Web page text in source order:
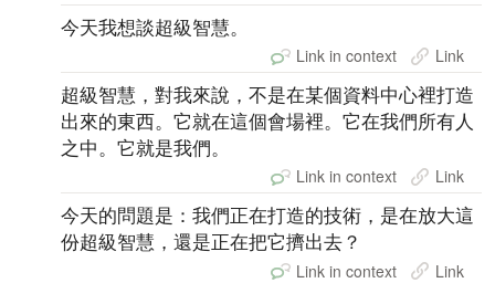
今天我想談超級智慧。
Link in context Link
超級智慧，對我來說，不是在某個資料中心裡打造
出來的東西。它就在這個會場裡。它在我們所有人
之中。它就是我們。
Link in context Link
今天的問題是：我們正在打造的技術，是在放大這
份超級智慧，還是正在把它擠出去？
Link in context Link